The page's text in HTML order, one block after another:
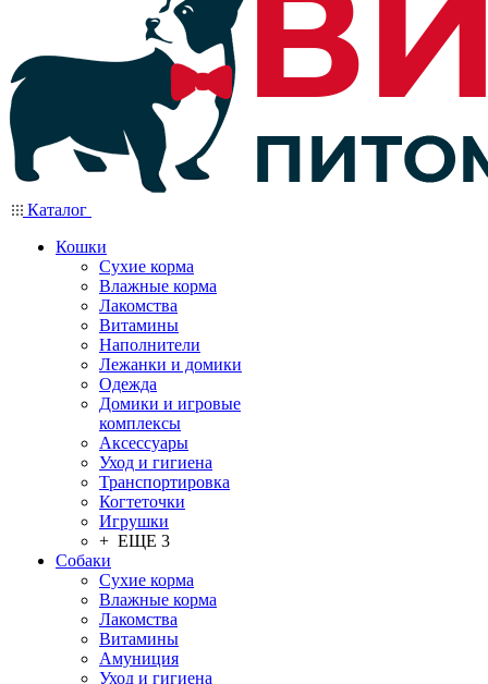
Каталог
Кошки
Сухие корма
Влажные корма
Лакомства
Витамины
Наполнители
Лежанки и домики
Одежда
Домики и игровые
комплексы
Аксессуары
Уход и гигиена
Транспортировка
Когтеточки
Игрушки
+ ЕЩЕ 3
Собаки
Сухие корма
Влажные корма
Лакомства
Витамины
Амуниция
Уход и гигиена